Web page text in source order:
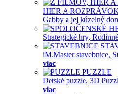
HIER A ROZPRÁVOK
Gabby a jej kúzelný
Strategické hry,
iM.Master stavebnice,
viac
PUZZLE
Detské puzzle, 3D
viac